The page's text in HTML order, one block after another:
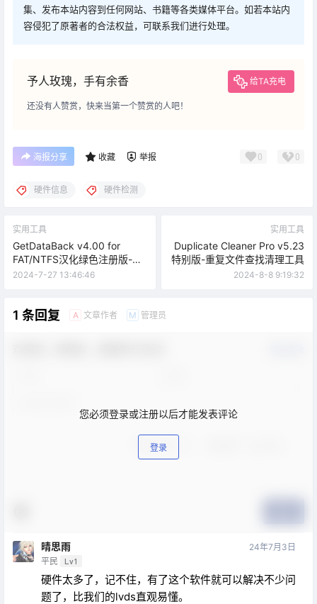
集、发布本站内容到任何网站、书籍等各类媒体平台。如若本站内
容侵犯了原著者的合法权益，可联系我们进行处理。
予人玫瑰，手有余香 给TA充电
还没有人赞赏，快来当第一个赞赏的人吧！
海报分享 收藏 举报 0 0
硬件信息 硬件检测
实用工具
GetDataBack v4.00 for
FAT/NTFS汉化绿色注册版-硬
盘U盘数据恢复
2024-7-27 13:46:46
实用工具
Duplicate Cleaner Pro v5.23
特别版-重复文件查找清理工具
2024-8-8 9:19:32
1 条回复 A 文章作者 M 管理员
您必须登录或注册以后才能发表评论
登录
晴思雨
平民 Lv1
24年7月3日
硬件太多了，记不住，有了这个软件就可以解决不少问
题了，比我们的lvds直观易懂。